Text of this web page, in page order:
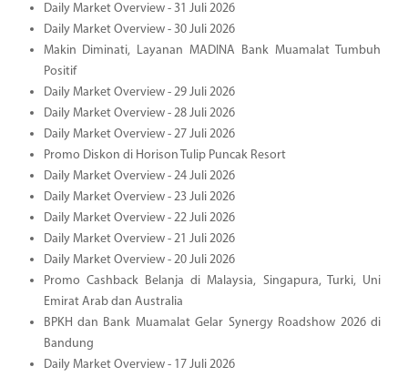
Daily Market Overview - 31 Juli 2026
Daily Market Overview - 30 Juli 2026
Makin Diminati, Layanan MADINA Bank Muamalat Tumbuh
Positif
Daily Market Overview - 29 Juli 2026
Daily Market Overview - 28 Juli 2026
Daily Market Overview - 27 Juli 2026
Promo Diskon di Horison Tulip Puncak Resort
Daily Market Overview - 24 Juli 2026
Daily Market Overview - 23 Juli 2026
Daily Market Overview - 22 Juli 2026
Daily Market Overview - 21 Juli 2026
Daily Market Overview - 20 Juli 2026
Promo Cashback Belanja di Malaysia, Singapura, Turki, Uni
Emirat Arab dan Australia
BPKH dan Bank Muamalat Gelar Synergy Roadshow 2026 di
Bandung
Daily Market Overview - 17 Juli 2026